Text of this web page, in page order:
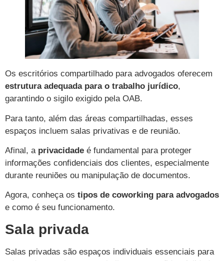
Os escritórios compartilhado para advogados oferecem
estrutura adequada para o trabalho jurídico,
garantindo o sigilo exigido pela OAB.
Para tanto, além das áreas compartilhadas, esses
espaços incluem salas privativas e de reunião.
Afinal, a privacidade é fundamental para proteger
informações confidenciais dos clientes, especialmente
durante reuniões ou manipulação de documentos.
Agora, conheça os tipos de coworking para advogados
e como é seu funcionamento.
Sala privada
Salas privadas são espaços individuais essenciais para